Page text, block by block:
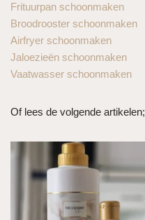
Frituurpan schoonmaken
Broodrooster schoonmaken
Airfryer schoonmaken
Jaloezieën schoonmaken
Vaatwasser schoonmaken
Of lees de volgende artikelen;